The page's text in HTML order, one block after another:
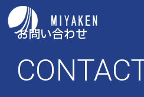
お問い合わせ